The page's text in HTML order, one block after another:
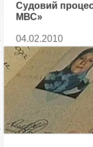
Судовий
МВС»
04.02.2010